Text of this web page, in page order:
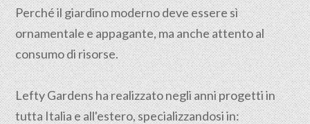
Perché il giardino moderno deve essere sì
ornamentale e appagante, ma anche attento al
consumo di risorse.
Lefty Gardens ha realizzato negli anni progetti in
tutta Italia e all'estero, specializzandosi in: